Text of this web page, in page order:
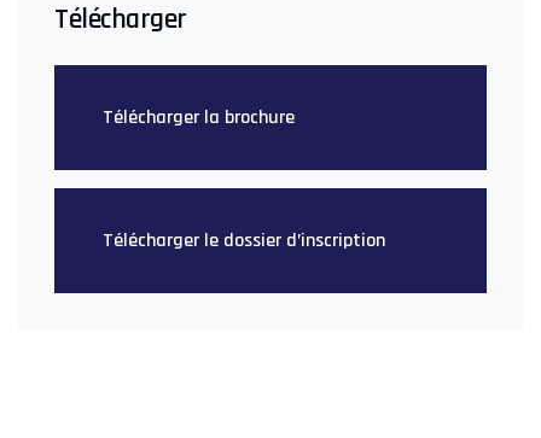
Télécharger
Télécharger la brochure
Télécharger le dossier d’inscription